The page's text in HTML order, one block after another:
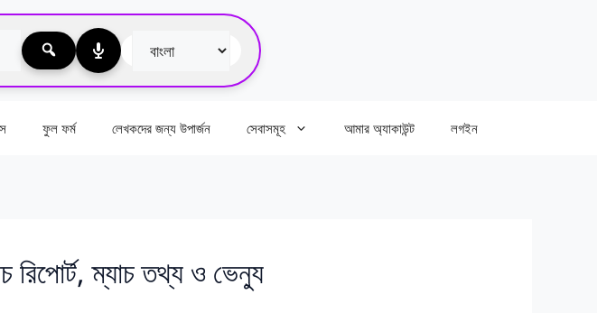
ফুল ফর্ম লেখকদের জন্য উপার্জন সেবাসমূহ আমার অ্যাকাউন্ট লগইন
ম্যাচ তথ্য ও ভেন্যু